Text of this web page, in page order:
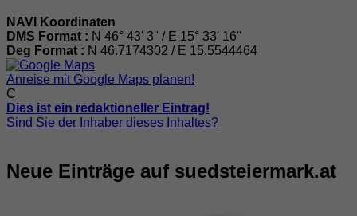
NAVI Koordinaten
DMS Format : N 46° 43' 3'' / E 15° 33' 16''
Deg Format : N 46.7174302 / E 15.5544464
Anreise mit Google Maps planen!
C
Dies ist ein redaktioneller Eintrag!
Sind Sie der Inhaber dieses Inhaltes?
Neue Einträge auf suedsteiermark.at